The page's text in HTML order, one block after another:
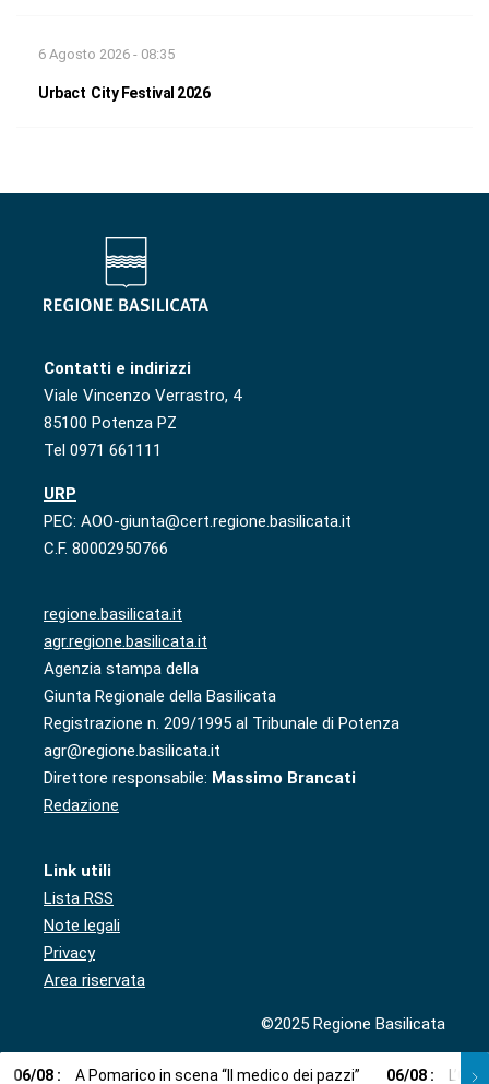
6 Agosto 2026 - 08:35
Urbact City Festival 2026
Contatti e indirizzi
Viale Vincenzo Verrastro, 4
85100 Potenza PZ
Tel 0971 661111
URP
PEC: AOO-giunta@cert.regione.basilicata.it
C.F. 80002950766
regione.basilicata.it
agr.regione.basilicata.it
Agenzia stampa della
Giunta Regionale della Basilicata
Registrazione n. 209/1995 al Tribunale di Potenza
agr@regione.basilicata.it
Direttore responsabile: Massimo Brancati
Redazione
Link utili
Lista RSS
Note legali
Privacy
Area riservata
©2025 Regione Basilicata
06/08 : A Pomarico in scena “Il medico dei pazzi” 06/08 :